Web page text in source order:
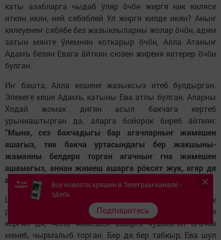
каты азабларга чыдаб ӱляр ӧчӧн жиргя ник килясе
иткян икян, ней сябяблей Ул жиргя килде икян? Аныҥ
килеyенеҥ сябябе без жазыклыларны жолар ӧчӧн, aдям
затын мяҥге ӱлемнян коткарыр ӧчӧн, Алла Атаныҥ
Адамъ белян Евага äйткян сюзен жиреня китерер ӧчӧн
булган.
Иҥ башта, Алла кешене жазыксыз итеб булдырган.
Элекеге кеше Адамъ, катыны Ева атлы булган. Аларны
Ходай жомак дигян асыл бакчага кертеб
урыннаштырган да, аларга бойорок биреб äйткян:
“Мына, сез бакчадыгы бар агачларныҥ жимешен
ашагыз, тик бакча уртасындагы бер жакшыны-
жаманны белдеря торган агачныҥ гна жимешен
ашамагыз, аннан жимеш ашарга рӧксят жук, aгяр дя
ашасагыз, шул кӧннюк ӱлярсез
Шайтан, Аллага yч итеб, кешенеҥ жомакта бик
рахятлектя торганына кӧнчӧлӧгӧ килеб, жылан эченя
кергян дя; Алла жимешен ашарга кушмаган агачка
менеб, чырмалыб торган. Бер дя бер табкыр, Ева шул
Все новости кряшен в Телеграм-канале -
здесь
Подпишитесь